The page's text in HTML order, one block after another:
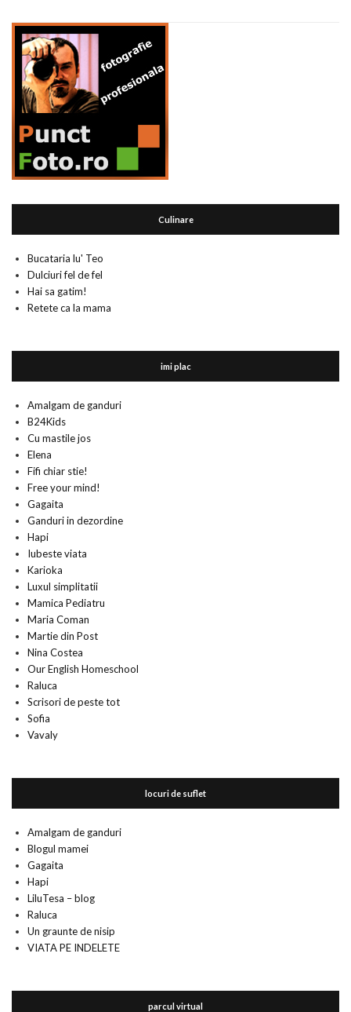
Culinare
Bucataria lu' Teo
Dulciuri fel de fel
Hai sa gatim!
Retete ca la mama
imi plac
Amalgam de ganduri
B24Kids
Cu mastile jos
Elena
Fifi chiar stie!
Free your mind!
Gagaita
Ganduri in dezordine
Hapi
Iubeste viata
Karioka
Luxul simplitatii
Mamica Pediatru
Maria Coman
Martie din Post
Nina Costea
Our English Homeschool
Raluca
Scrisori de peste tot
Sofia
Vavaly
locuri de suflet
Amalgam de ganduri
Blogul mamei
Gagaita
Hapi
LiluTesa – blog
Raluca
Un graunte de nisip
VIATA PE INDELETE
parcul virtual